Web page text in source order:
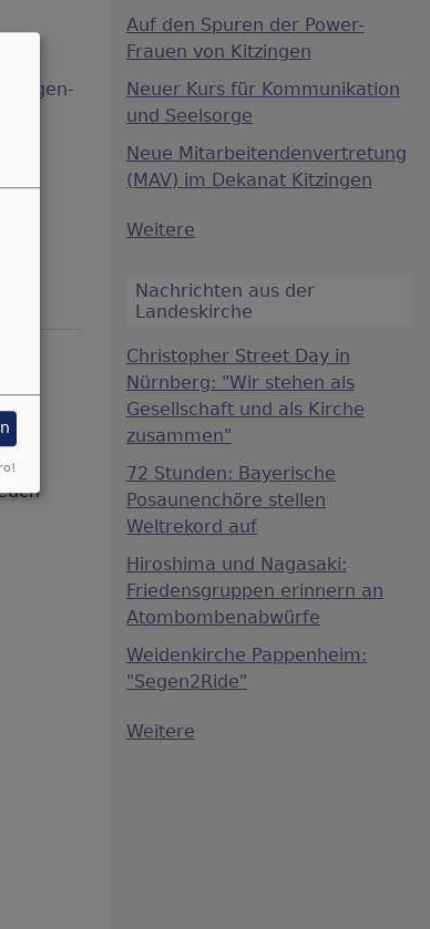
Auf den Spuren der Power-
Frauen von Kitzingen
Neuer Kurs für Kommunikation
und Seelsorge
Neue Mitarbeitendenvertretung
(MAV) im Dekanat Kitzingen
Weitere
Nachrichten aus der
Landeskirche
Christopher Street Day in
Nürnberg: "Wir stehen als
Gesellschaft und als Kirche
zusammen"
72 Stunden: Bayerische
Posaunenchöre stellen
Weltrekord auf
Hiroshima und Nagasaki:
Friedensgruppen erinnern an
Atombombenabwürfe
Weidenkirche Pappenheim:
"Segen2Ride"
Weitere